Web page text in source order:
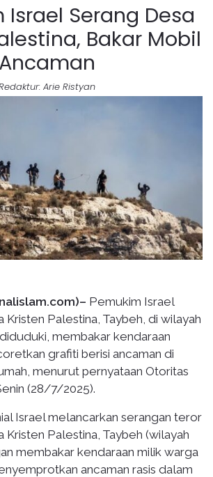
Israel Serang Desa
Bakar Mobil
: Arie Ristyan
Pemukim Israel
Palestina, Taybeh, di wilayah
membakar kendaraan
grafiti berisi ancaman di
menurut pernyataan Otoritas
(28/7/2025).
Israel melancarkan serangan teror
Kristen Palestina, Taybeh (wilayah
membakar kendaraan milik warga
ancaman rasis dalam